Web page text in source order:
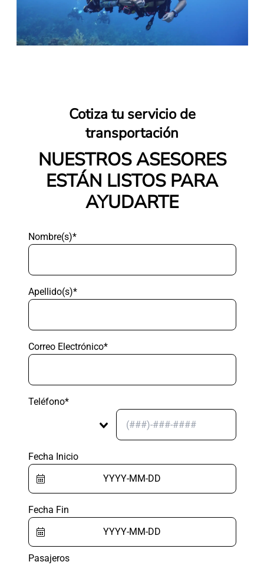
Cotiza tu servicio de
transportación
NUESTROS ASESORES
ESTÁN LISTOS PARA
AYUDARTE
Nombre(s)*
Apellido(s)*
Correo Electrónico*
Teléfono*
Fecha Inicio
Fecha Fin
Pasajeros